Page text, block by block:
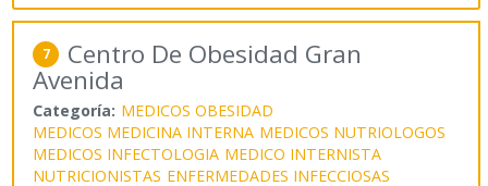
7 Centro De Obesidad Gran
Avenida
Categoría: MEDICOS OBESIDAD
MEDICOS MEDICINA INTERNA MEDICOS NUTRIOLOGOS
MEDICOS INFECTOLOGIA MEDICO INTERNISTA
NUTRICIONISTAS ENFERMEDADES INFECCIOSAS